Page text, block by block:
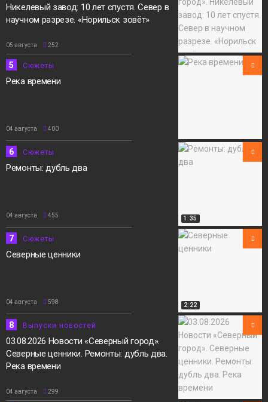
Никелевый завод: 10 лет спустя. Север в
научном разрезе. «Норильск зовёт»
05 августа 252
5 Сюжеты
Река времени
04 августа 400
1:35
6 Сюжеты
Ремонты: дубль два
04 августа 455
2:22
7 Сюжеты
Северные ценники
04 августа 598
8 Выпуски новостей
03.08.2026 Новости «Северный город».
Северные ценники. Ремонты: дубль два.
Река времени
04 августа 299